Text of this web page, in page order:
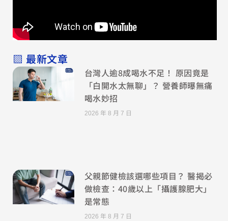
▧ 最新文章
台灣人逾8成喝水不足！ 原因竟是
「白開水太無聊」？ 營養師曝無痛
喝水妙招
2026 年 8 月 7 日
父親節健檢該選哪些項目？ 醫揭必
做檢查：40歲以上「攝護腺肥大」
是常態
2026 年 8 月 7 日